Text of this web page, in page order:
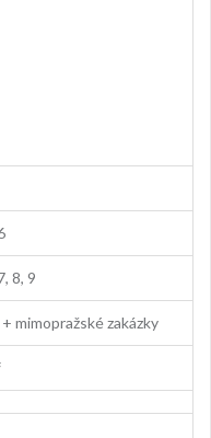
8, 9
mimopražské zakázky